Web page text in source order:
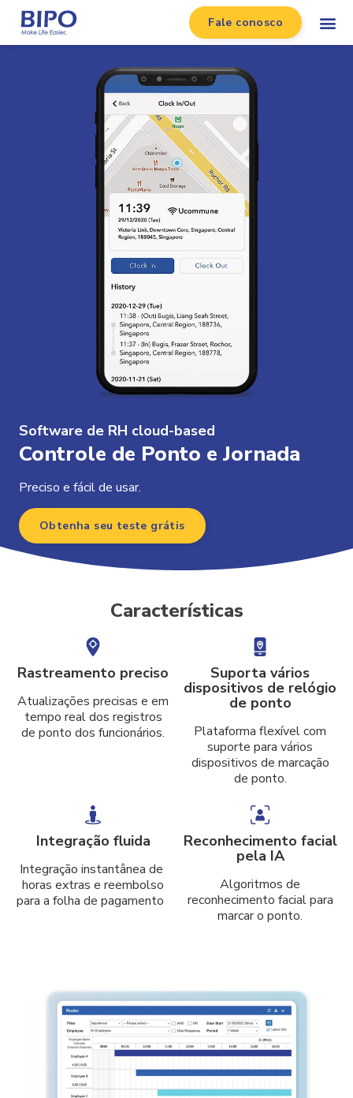
Fale conosco
Software de RH cloud-based
Controle de Ponto e Jornada
Preciso e fácil de usar.
Obtenha seu teste grátis
Características
Rastreamento preciso
Atualizações precisas e em
tempo real dos registros
de ponto dos funcionários.
Suporta vários
dispositivos de relógio
de ponto
Plataforma flexível com
suporte para vários
dispositivos de marcação
de ponto.
Integração fluida
Integração instantânea de
horas extras e reembolso
para a folha de pagamento
Reconhecimento facial
pela IA
Algoritmos de
reconhecimento facial para
marcar o ponto.